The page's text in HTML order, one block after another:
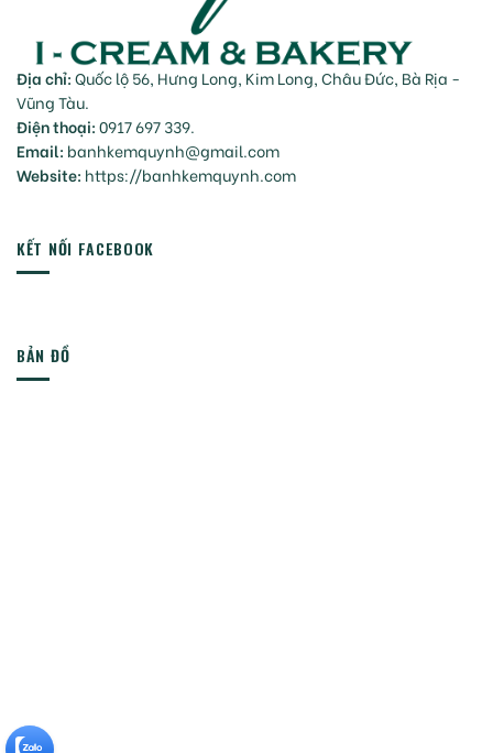
Địa chỉ:Quốc lộ 56, Hưng Long, Kim Long, Châu Đức, Bà Rịa -
Vũng Tàu.
Điện thoại:0917 697 339.
Email: banhkemquynh@gmail.com
Website: https://banhkemquynh.com
KẾT NỐI FACEBOOK
BẢN ĐỒ